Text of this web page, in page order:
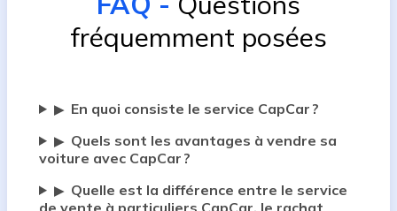
fréquemment posées
▶ En quoi consiste le service CapCar ?
▶ Quels sont les avantages à vendre sa
voiture avec CapCar ?
▶ Quelle est la différence entre le service
de vente à particuliers CapCar, le rachat